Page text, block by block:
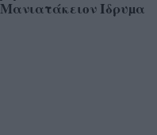
Μανιατάκειον Ίδρυµα